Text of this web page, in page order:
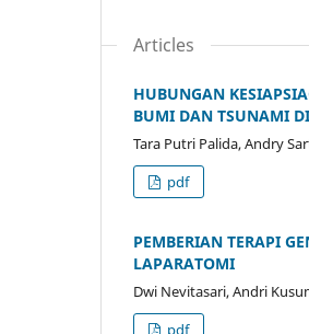
Articles
HUBUNGAN
BUMI DAN TSUNAMI
Tara Putri Palida, Andry
pdf
PEMBERIAN TERAPI
LAPARATOMI
Dwi Nevitasari, Andri
pdf